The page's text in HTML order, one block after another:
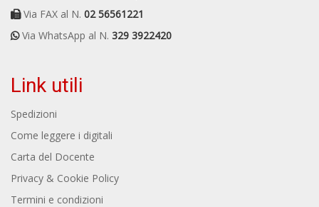
Via FAX al N. 02 56561221
Via WhatsApp al N. 329 3922420
Link utili
Spedizioni
Come leggere i digitali
Carta del Docente
Privacy & Cookie Policy
Termini e condizioni